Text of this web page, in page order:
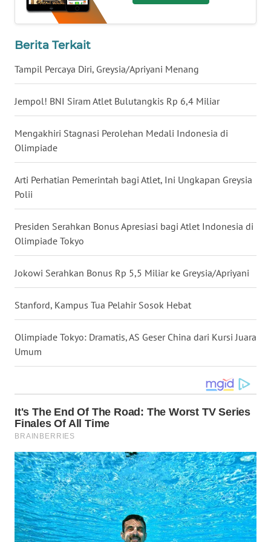
Berita Terkait
Tampil Percaya Diri, Greysia/Apriyani Menang
Jempol! BNI Siram Atlet Bulutangkis Rp 6,4 Miliar
Mengakhiri Stagnasi Perolehan Medali Indonesia di
Olimpiade
Arti Perhatian Pemerintah bagi Atlet, Ini Ungkapan Greysia
Polii
Presiden Serahkan Bonus Apresiasi bagi Atlet Indonesia di
Olimpiade Tokyo
Jokowi Serahkan Bonus Rp 5,5 Miliar ke Greysia/Apriyani
Stanford, Kampus Tua Pelahir Sosok Hebat
Olimpiade Tokyo: Dramatis, AS Geser China dari Kursi Juara
Umum
WN
JAMBI
WN
WN
SULTENG
WN
SULBAR
WN
BABEL
WN
SUMBAR
WN
BENGKULU
WN
LAMPUNG
WN
JATENG